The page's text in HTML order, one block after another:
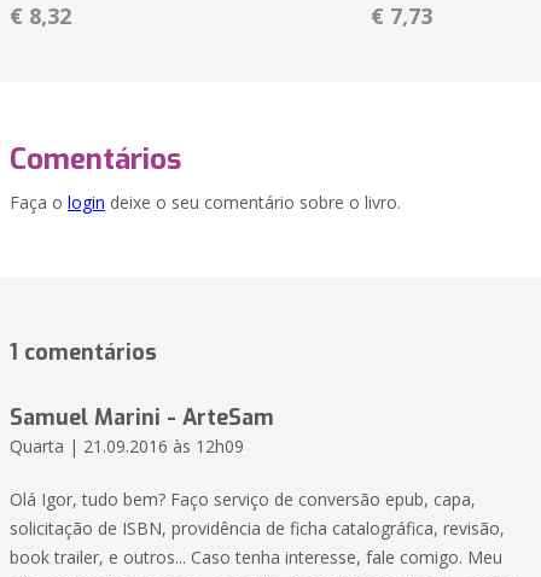
€ 8,32 € 7,73
Comentários
Faça o login deixe o seu comentário sobre o livro.
1 comentários
Samuel Marini - ArteSam
Quarta | 21.09.2016 às 12h09
Olá Igor, tudo bem? Faço serviço de conversão epub, capa,
solicitação de ISBN, providência de ficha catalográfica, revisão,
book trailer, e outros... Caso tenha interesse, fale comigo. Meu